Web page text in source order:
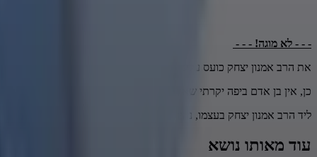
- - - לא מוגה! - - -
את הרב אמנון יצחק כועס עלינו בעקבות הביקורת שהשמענו כאן על
כן, אין בן אדם ביפה יקרתי שאין לו את ה... את ה... את ה... את ה... זה
ליד הרב אמנון יצחק בעצמו, נהיה איתנו באופן כדי להגיב.
עוד מאותו נושא